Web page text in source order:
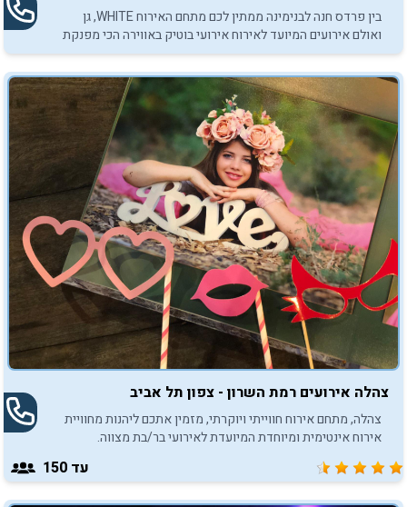
בין פרדס חנה לבנימינה ממתין לכם מתחם האירוח WHITE, גן
ואולם אירועים המיועד לאירוח אירועי בוטיק באווירה הכי מפנקת
ויוקרתית שיש!
צהלה אירועים רמת השרון - צפון תל אביב
צהלה, מתחם אירוח חווייתי ויוקרתי, מזמין אתכם ליהנות מחוויית
אירוח אינטימית ומיוחדת המיועדת לאירועי בר/בת מצווה.
עד 150